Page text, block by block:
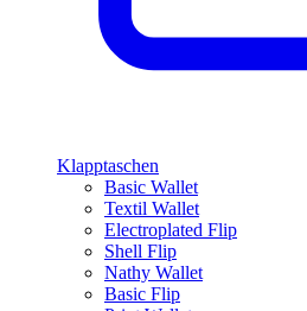
Klapptaschen
Basic Wallet
Textil Wallet
Electroplated Flip
Shell Flip
Nathy Wallet
Basic Flip